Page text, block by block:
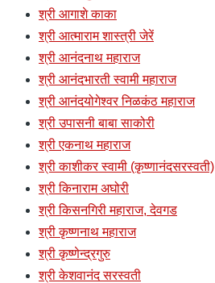
श्री आगाशे काका
श्री आत्माराम शास्त्री जेरें
श्री आनंदनाथ महाराज
श्री आनंदभारती स्वामी महाराज
श्री आनंदयोगेश्वर निळकंठ महाराज
श्री उपासनी बाबा साकोरी
श्री एकनाथ महाराज
श्री काशीकर स्वामी (कृष्णानंदसरस्वती)
श्री किनाराम अघोरी
श्री किसनगिरी महाराज, देवगड
श्री कृष्णनाथ महाराज
श्री कृष्णेन्द्रगुरु
श्री केशवानंद सरस्वती